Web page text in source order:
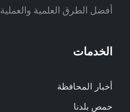
أفضل الطرق العلمية والعملية
الخدمات
أخبار المحافظة
حمص بلدنا